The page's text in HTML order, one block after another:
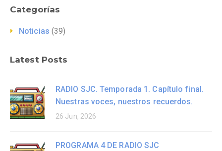
Categorías
Noticias (39)
Latest Posts
RADIO SJC. Temporada 1. Capítulo final.
Nuestras voces, nuestros recuerdos.
26 Jun, 2026
PROGRAMA 4 DE RADIO SJC